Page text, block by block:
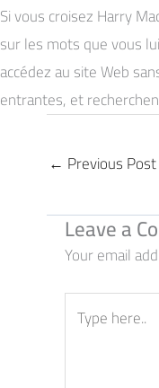
Si vous croisez Harry
sur les mots que vous
accédez au site Web
entrantes, et
← Previous Post
Leave a
Your email
Type
here..